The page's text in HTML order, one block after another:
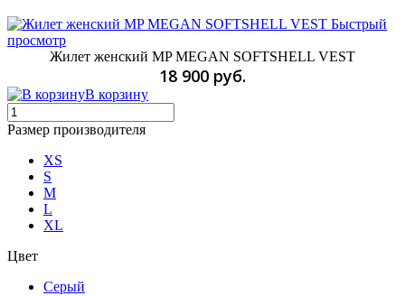
Быстрый
просмотр
Жилет женский MP MEGAN SOFTSHELL VEST
18 900 руб.
В корзину
Размер производителя
XS
S
M
L
XL
Цвет
Серый